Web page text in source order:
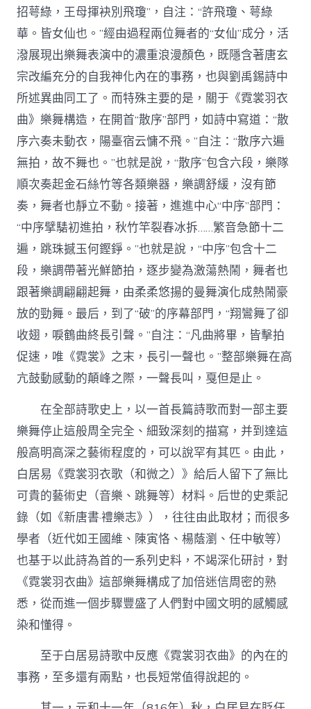
招萼綠，王母揮袂別飛瓊”，自注：“許飛瓊、萼綠
華。皆女仙也。”經由過程兩位舞者的“女仙”成分，活
潑展現出樂舞表演中的濃重浪漫顏色，既隱含著唐玄
宗改編充分的自我神化內在的事務，也與劉禹錫詩中
所述異曲同工了。而特殊主要的是，關于《霓裳羽衣
曲》樂舞構造，在開首“散序”部門，如詩中寫道：“散
序六奏未動衣，陽臺宿云慵不飛。”自注：“散序六遍
無拍，故不舞也。”也就是說，“散序”包含六段，樂隊
順次奏起金石絲竹等各類樂器，樂調舒緩，沒有節
奏，舞者也靜立不動。接著，進進中心“中序”部門：
“中序擘騞初進拍，秋竹竿裂春冰拆……繁音急節十二
遍，跳珠撼玉何鏗錚。”也就是說，“中序”包含十二
段，樂調帶著光鮮節拍，逐步變為激蕩熱鬧，舞者也
跟著樂調翩翩起舞，由柔柔悠揚的曼舞演化成熱鬧豪
放的勁舞。最后，到了“破”的序幕部門，“翔鸞舞了卻
收翅，唳鶴曲終長引聲。”自注：“凡曲將畢，皆擊拍
促速，唯《霓裳》之末，長引一聲也。”整部樂舞在高
亢鼓動感動的顛峰之際，一聲長叫，戛但是止。
在全部詩歌史上，以一首長篇詩歌而對一部主要
樂舞停止這般周全完全、細致深刻的描寫，并到達這
般高明高深之藝術程度的，可以說罕有其匹。由此，
白居易《霓裳羽衣歌（和微之）》給后人留下了無比
可貴的藝術史（音樂、跳舞等）材料。后世的史乘記
錄（如《新唐書·禮樂志》），往往由此取材；而很多
學者（近代如王國維、陳寅恪、楊蔭瀏、任中敏等）
也基于以此詩為首的一系列史料，不竭深化研討，對
《霓裳羽衣曲》這部樂舞構成了加倍迷信周密的熟
悉，從而進一個步驟豐盛了人們對中國文明的感觸感
染和懂得。
至于白居易詩歌中反應《霓裳羽衣曲》的內在的
事務，至多還有兩點，也長短常值得說起的。